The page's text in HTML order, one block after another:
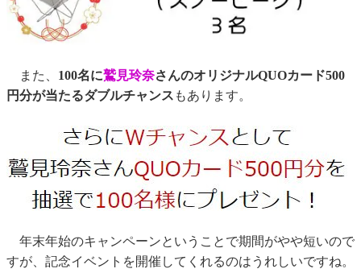
また、 100名に鷲見玲奈さんのオリジナルQUOカード500
円分が当たるダブルチャンス もあります。
年末年始のキャンペーンということで期間がやや短いので
すが、記念イベントを開催してくれるのはうれしいですね。